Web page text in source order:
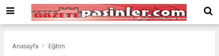
Bonusu
Veren
deneme
Anasayfa Eğitim